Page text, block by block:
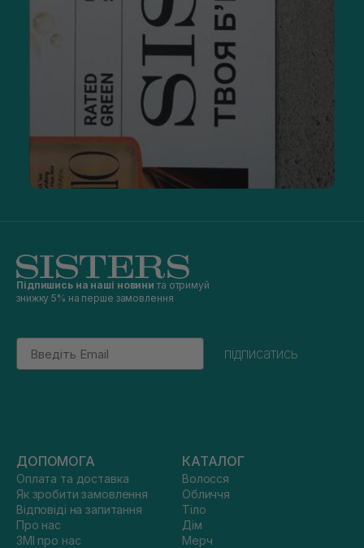
Підпишись на наші новини та отримуй
знижку 5% на перше замовлення
Email
підписатись
ДОПОМОГА
Оплата та доставка
Як зробити замовлення
Відповіді на запитання
Про нас
ЗМІ про нас
КАТАЛОГ
Волосся
Обличчя
Тіло
Дім
Мерч